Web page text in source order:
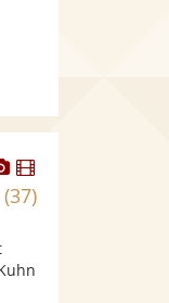
Dieser
Künstler
stellt
bereit.
Dieser
Künstler
(37)